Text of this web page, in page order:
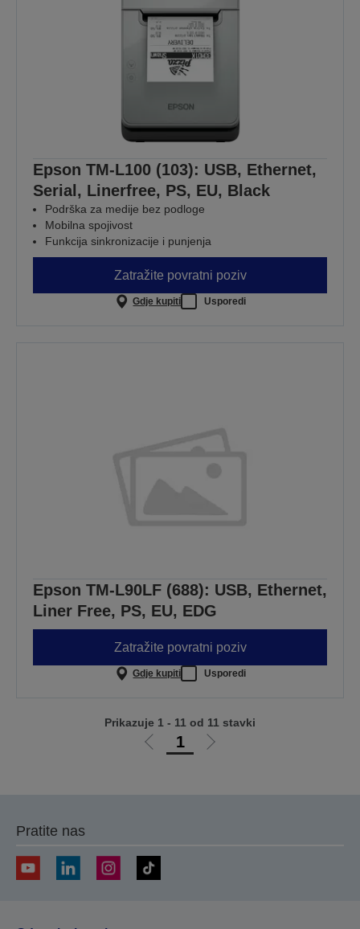
Epson TM-L100 (103): USB, Ethernet,
Serial, Linerfree, PS, EU, Black
Podrška za medije bez podloge
Mobilna spojivost
Funkcija sinkronizacije i punjenja
Zatražite povratni poziv
Gdje kupiti Usporedi
Epson TM-L90LF (688): USB, Ethernet,
Liner Free, PS, EU, EDG
Zatražite povratni poziv
Gdje kupiti Usporedi
Idi
1
Idi
Prikazuje 1 - 11 od 11 stavki
Pratite nas